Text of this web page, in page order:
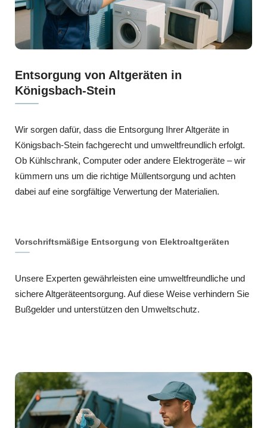
Entsorgung von Altgeräten in
Königsbach-Stein
Wir sorgen dafür, dass die Entsorgung Ihrer Altgeräte in
Königsbach-Stein fachgerecht und umweltfreundlich erfolgt.
Ob Kühlschrank, Computer oder andere Elektrogeräte – wir
kümmern uns um die richtige Müllentsorgung und achten
dabei auf eine sorgfältige Verwertung der Materialien.
Vorschriftsmäßige Entsorgung von Elektroaltgeräten
Unsere Experten gewährleisten eine umweltfreundliche und
sichere Altgeräteentsorgung. Auf diese Weise verhindern Sie
Bußgelder und unterstützen den Umweltschutz.